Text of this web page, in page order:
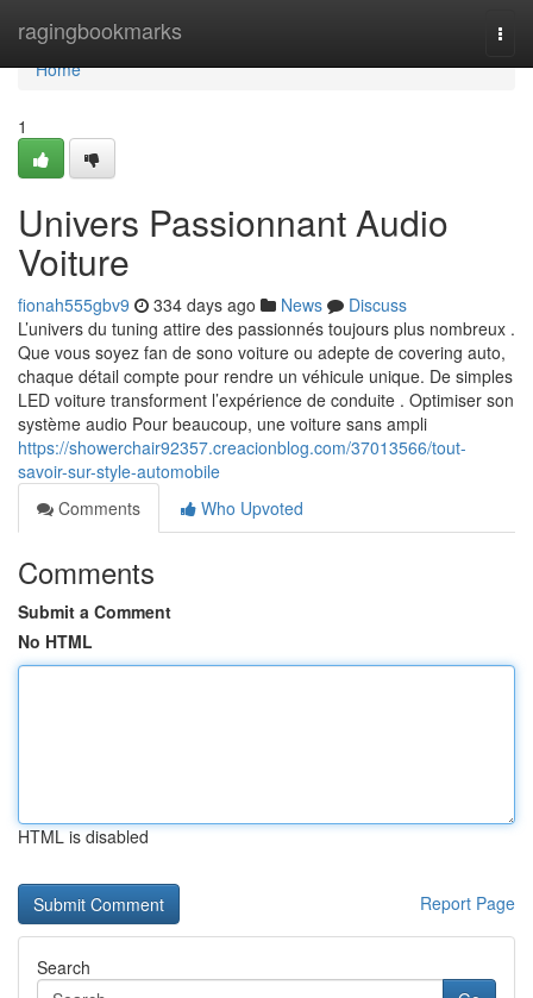
ragingbookmarks
Home
Home
1
Univers Passionnant Audio
Voiture
fionah555gbv9 334 days ago News
Discuss
L’univers du tuning attire des passionnés toujours plus nombreux .
Que vous soyez fan de sono voiture ou adepte de covering auto,
chaque détail compte pour rendre un véhicule unique. De simples
LED voiture transforment l’expérience de conduite . Optimiser son
système audio Pour beaucoup, une voiture sans ampli
https://showerchair92357.creacionblog.com/37013566/tout-
savoir-sur-style-automobile
Comments
Who Upvoted
Comments
Submit a Comment
No HTML
HTML is disabled
Report Page
Search